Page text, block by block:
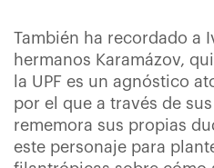
También ha recordado a
hermanos Karamázov,
la UPF es un agnóstico
por el que a través de
rememora sus propias
este personaje para